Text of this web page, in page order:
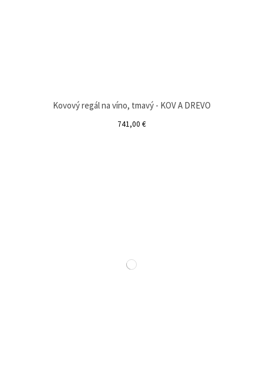
Kovový regál na víno, tmavý - KOV A DREVO
741,00 €